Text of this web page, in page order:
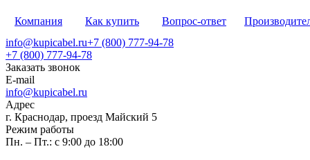
Компания Как купить Вопрос-ответ
info@kupicabel.ru+7 (800) 777-94-78
+7 (800) 777-94-78
Заказать звонок
E-mail
info@kupicabel.ru
Адрес
г. Краснодар, проезд Майский 5
Режим работы
Пн. – Пт.: с 9:00 до 18:00